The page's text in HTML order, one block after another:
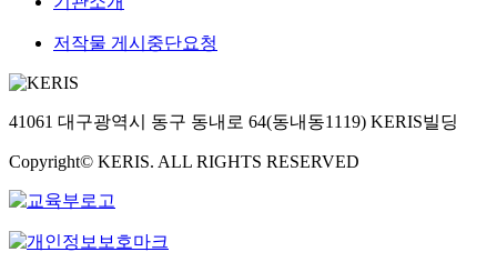
저작물 게시중단요청
41061 대구광역시 동구 동내로 64(동내동1119) KERIS빌딩
Copyright© KERIS. ALL RIGHTS RESERVED